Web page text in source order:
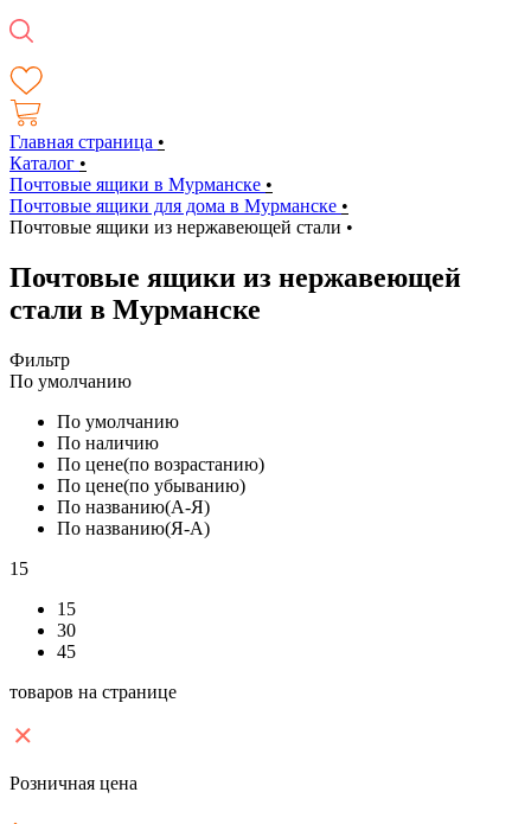
Главная страница •
Каталог •
Почтовые ящики в Мурманске •
Почтовые ящики для дома в Мурманске •
Почтовые ящики из нержавеющей стали •
Почтовые ящики из нержавеющей
стали в Мурманске
Фильтр
По умолчанию
По умолчанию
По наличию
По цене(по возрастанию)
По цене(по убыванию)
По названию(А-Я)
По названию(Я-А)
15
15
30
45
товаров на странице
Розничная цена